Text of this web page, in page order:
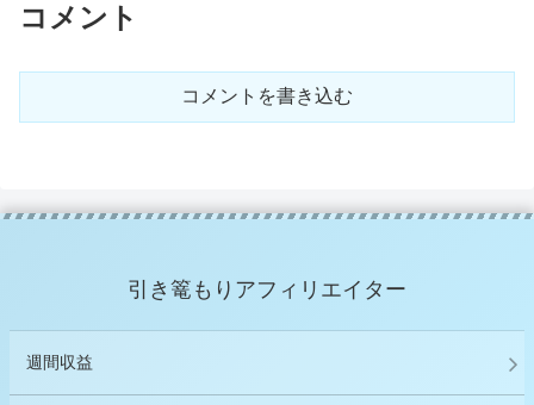
コメント
コメントを書き込む
引き篭もりアフィリエイター
週間収益